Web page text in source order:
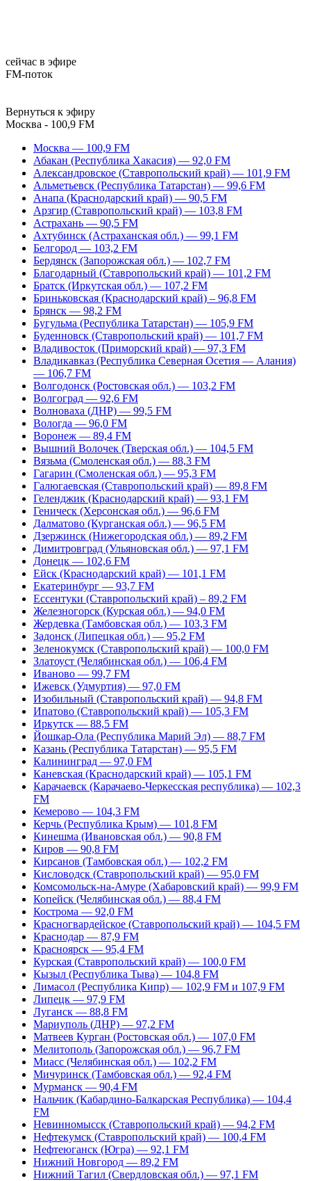
сейчас в эфире
FM-поток
Вернуться к эфиру
Москва - 100,9 FM
Москва — 100,9 FM
Абакан (Республика Хакасия) — 92,0 FM
Александровское (Ставропольский край) — 101,9 FM
Альметьевск (Республика Татарстан) — 99,6 FM
Анапа (Краснодарский край) — 90,5 FM
Арзгир (Ставропольский край) — 103,8 FM
Астрахань — 90,5 FM
Ахтубинск (Астраханская обл.) — 99,1 FM
Белгород — 103,2 FM
Бердянск (Запорожская обл.) — 102,7 FM
Благодарный (Ставропольский край) — 101,2 FM
Братск (Иркутская обл.) — 107,2 FM
Бриньковская (Краснодарский край) – 96,8 FM
Брянск — 98,2 FM
Бугульма (Республика Татарстан) — 105,9 FM
Буденновск (Ставропольский край) — 101,7 FM
Владивосток (Приморский край) — 97,3 FM
Владикавказ (Республика Северная Осетия — Алания)
— 106,7 FM
Волгодонск (Ростовская обл.) — 103,2 FM
Волгоград — 92,6 FM
Волноваха (ДНР) — 99,5 FM
Вологда — 96,0 FM
Воронеж — 89,4 FM
Вышний Волочек (Тверская обл.) — 104,5 FM
Вязьма (Смоленская обл.) — 88,3 FM
Гагарин (Смоленская обл.) — 95,3 FM
Галюгаевская (Ставропольский край) — 89,8 FM
Геленджик (Краснодарский край) — 93,1 FM
Геническ (Херсонская обл.) — 96,6 FM
Далматово (Курганская обл.) — 96,5 FM
Дзержинск (Нижегородская обл.) — 89,2 FM
Димитровград (Ульяновская обл.) — 97,1 FM
Донецк — 102,6 FM
Ейск (Краснодарский край) — 101,1 FM
Екатеринбург — 93,7 FM
Ессентуки (Ставропольский край) – 89,2 FM
Железногорск (Курская обл.) — 94,0 FM
Жердевка (Тамбовская обл.) — 103,3 FM
Задонск (Липецкая обл.) — 95,2 FM
Зеленокумск (Ставропольский край) — 100,0 FM
Златоуст (Челябинская обл.) — 106,4 FM
Иваново — 99,7 FM
Ижевск (Удмуртия) — 97,0 FM
Изобильный (Ставропольский край) — 94,8 FM
Ипатово (Ставропольский край) — 105,3 FM
Иркутск — 88,5 FM
Йошкар-Ола (Республика Марий Эл) — 88,7 FM
Казань (Республика Татарстан) — 95,5 FM
Калининград — 97,0 FM
Каневская (Краснодарский край) — 105,1 FM
Карачаевск (Карачаево-Черкесская республика) — 102,3
FM
Кемерово — 104,3 FM
Керчь (Республика Крым) — 101,8 FM
Кинешма (Ивановская обл.) — 90,8 FM
Киров — 90,8 FM
Кирсанов (Тамбовская обл.) — 102,2 FM
Кисловодск (Ставропольский край) — 95,0 FM
Комсомольск-на-Амуре (Хабаровский край) — 99,9 FM
Копейск (Челябинская обл.) — 88,4 FM
Кострома — 92,0 FM
Красногвардейское (Ставропольский край) — 104,5 FM
Краснодар — 87,9 FM
Красноярск — 95,4 FM
Курская (Ставропольский край) — 100,0 FM
Кызыл (Республика Тыва) — 104,8 FM
Лимасол (Республика Кипр) — 102,9 FM и 107,9 FM
Липецк — 97,9 FM
Луганск — 88,8 FM
Мариуполь (ДНР) — 97,2 FM
Матвеев Курган (Ростовская обл.) — 107,0 FM
Мелитополь (Запорожская обл.) — 96,7 FM
Миасс (Челябинская обл.) — 102,2 FM
Мичуринск (Тамбовская обл.) — 92,4 FM
Мурманск — 90,4 FM
Нальчик (Кабардино-Балкарская Республика) — 104,4
FM
Невинномысск (Ставропольский край) — 94,2 FM
Нефтекумск (Ставропольский край) — 100,4 FM
Нефтеюганск (Югра) — 92,1 FM
Нижний Новгород — 89,2 FM
Нижний Тагил (Свердловская обл.) — 97,1 FM